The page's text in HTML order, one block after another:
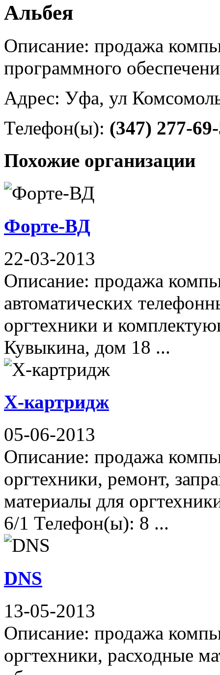
Альбея
Описание: продажа
программного
Адрес: Уфа, ул
Телефон(ы): (347) 277-
Похожие организации
Форте-ВД
22-03-2013
Описание: продажа
автоматических
оргтехники и
Кувыкина, дом 18 ...
Х-картридж
05-06-2013
Описание: продажа
оргтехники, ремонт,
материалы для
6/1 Телефон(ы): 8 ...
DNS
13-05-2013
Описание: продажа
оргтехники, расходные